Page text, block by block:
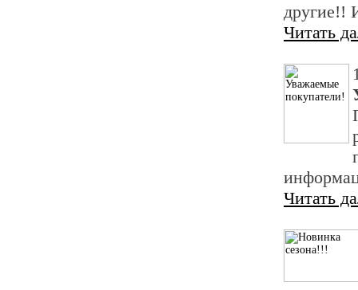
другие!!
Читать
Читать